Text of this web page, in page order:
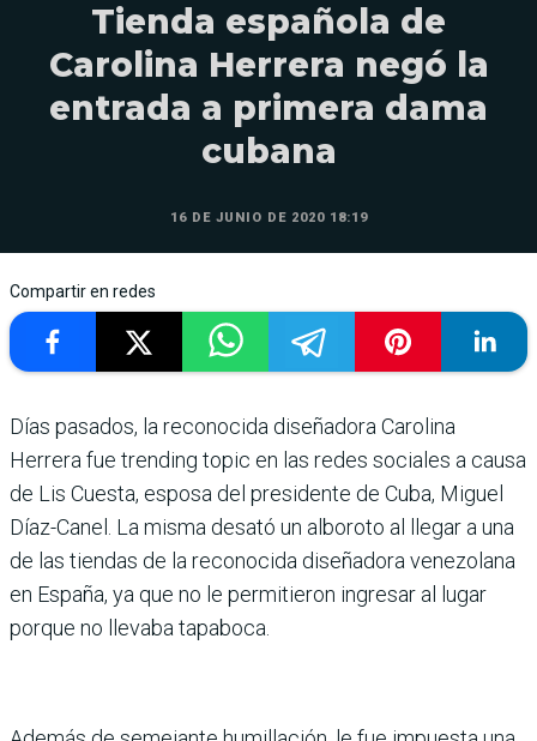
Tienda española de
Carolina Herrera negó la
entrada a primera dama
cubana
16 DE JUNIO DE 2020 18:19
Compartir en redes
Días pasados, la reconocida diseñadora Carolina
Herrera fue trending topic en las redes sociales a causa
de Lis Cuesta, esposa del presidente de Cuba, Miguel
Díaz-Canel. La misma desató un alboroto al llegar a una
de las tiendas de la reconocida diseñadora venezolana
en España, ya que no le permitieron ingresar al lugar
porque no llevaba tapaboca.